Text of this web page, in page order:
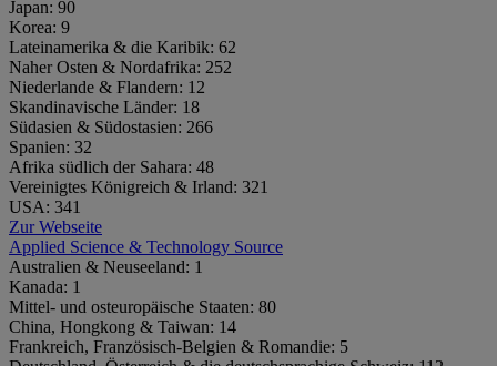
Japan: 90
Korea: 9
Lateinamerika & die Karibik: 62
Naher Osten & Nordafrika: 252
Niederlande & Flandern: 12
Skandinavische Länder: 18
Südasien & Südostasien: 266
Spanien: 32
Afrika südlich der Sahara: 48
Vereinigtes Königreich & Irland: 321
USA: 341
Zur Webseite
Applied Science & Technology Source
Australien & Neuseeland: 1
Kanada: 1
Mittel- und osteuropäische Staaten: 80
China, Hongkong & Taiwan: 14
Frankreich, Französisch-Belgien & Romandie: 5